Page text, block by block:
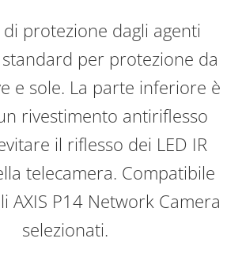
protezione dagli agenti
per protezione da
e sole. La parte inferiore è
rivestimento antiriflesso
il riflesso dei LED IR
telecamera. Compatibile
AXIS P14 Network Camera
selezionati.